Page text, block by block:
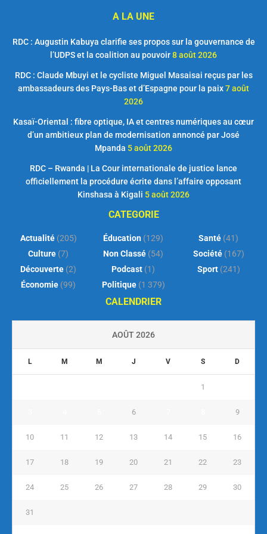
A LA UNE
RDC : Augustin Kabuya clarifie ses propos sur la gouvernance de
l’UDPS et la coalition au pouvoir8 août 2026
RDC : Claude Mbuyi et le cycliste Miguel Masaisai reçus par les
ambassadeurs des Pays-Bas et d’Espagne pour la paix7 août
2026
Kasaï-Oriental : fibre optique, IA et centres numériques au cœur
d’un ambitieux plan de modernisation annoncé par José
Mpanda 5 août 2026
RDC – Rwanda | La Cour internationale de justice lance
officiellement la procédure écrite dans l’affaire opposant
Kinshasa à Kigali 5 août 2026
CATEGORIE
Actualité(205)
Culture (7)
Découverte (2)
Économie (99)
Éducation (129)
Non Classé (54)
Podcast (1)
Politique(1 379)
Santé (41)
Société(167)
Sport(241)
CALENDRIER
AOÛT 2026
L M M J V S D
1
6 9
10 11 12 13 14 15 16
17 18 19 20 21 22 23
24 25 26 27 28 29 30
31